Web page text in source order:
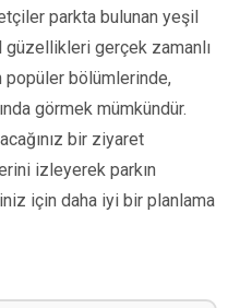
parkta bulunan yeşil
güzellikleri gerçek zamanlı
popüler bölümlerinde,
görmek mümkündür.
bir ziyaret
izleyerek parkın
için daha iyi bir planlama